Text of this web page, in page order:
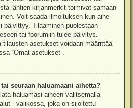
lähtien kirjanmerkit toimivat samaan
Voit saada ilmoituksen kun aihe
päivittyy. Tilaaminen puolestaan
tai foorumiin tulee päivitys.
tilausten asetukset voidaan määrittää
“Omat asetukset”.
seuraan haluamaani aihetta?
haluamasi aiheen valitsemalla
-valikossa, joka on sijoitettu